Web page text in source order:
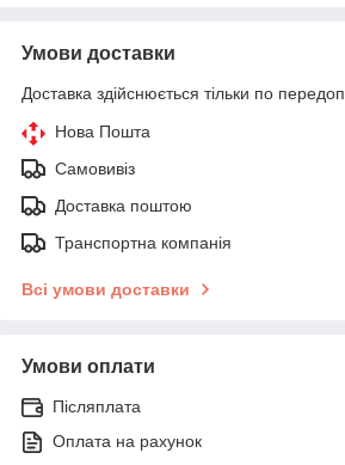
Умови доставки
Доставка здійснюється тільки по
Нова Пошта
Самовивіз
Доставка поштою
Транспортна компанія
Всі умови доставки
Умови оплати
Післяплата
Оплата на рахунок